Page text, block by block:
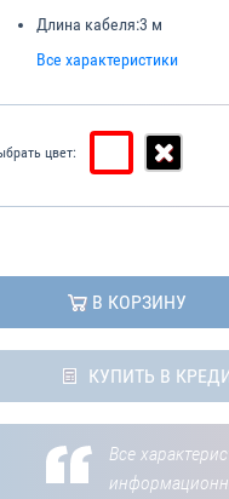
Длина кабеля:3 м
Все характеристики
цвет:
В КОРЗИНУ
КУПИТЬ В
Все